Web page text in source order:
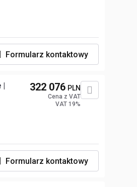
Formularz kontaktowy
| 322 076 PLN
Cena z VAT
VAT 19%
Formularz kontaktowy